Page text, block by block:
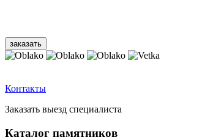
Контакты
Заказать выезд специалиста
Каталог памятников